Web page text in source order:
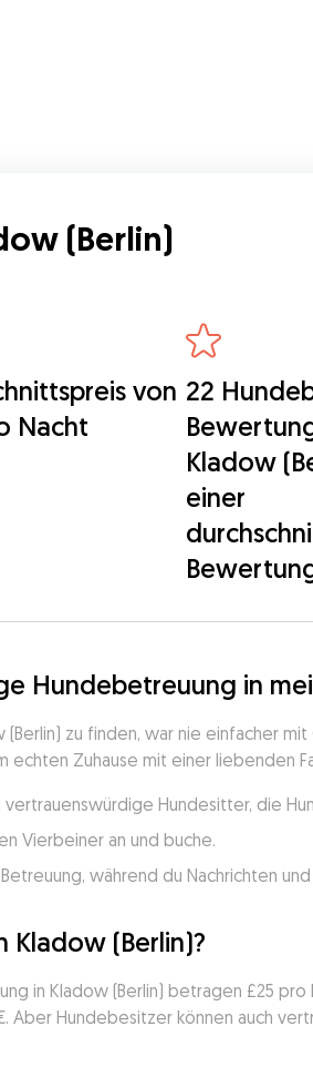
(Berlin)
von
Nacht
22
Kladow
einer
Hundebetreuung in
zu finden, war nie einfacher
Zuhause mit einer liebenden
vertrauenswürdige Hundesitter, die
Vierbeiner an und buche.
während du Nachrichten
(Berlin)?
in Kladow (Berlin) betragen £25
Aber Hundebesitzer können auch